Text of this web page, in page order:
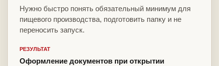
Нужно быстро понять обязательный минимум для
пищевого производства, подготовить папку и не
переносить запуск.
РЕЗУЛЬТАТ
Оформление документов при открытии